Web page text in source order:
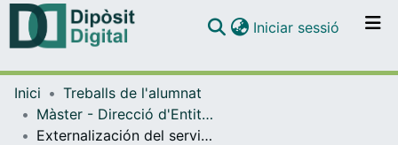
Navega per tot el DD
Com publicar
Iniciar sessió (current)
Inici
Treballs de l'alumnat
Màster - Direcció d'Entitats Asseguradores i Financeres (DEAF)
Externalización del servicio de asistencia. Ventajas para una aseguradora de tamaño pequeño o medio